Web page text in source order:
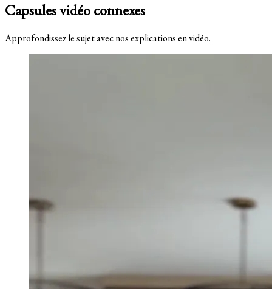
Capsules vidéo connexes
Approfondissez le sujet avec nos explications en vidéo.